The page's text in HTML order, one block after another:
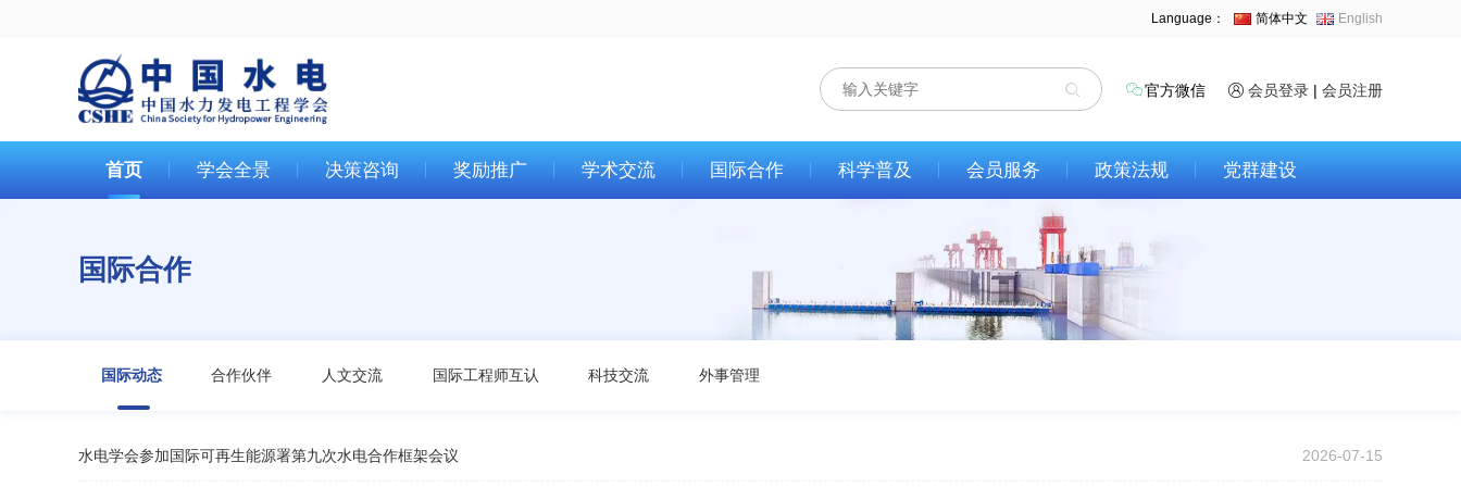
Language： 简体中文 English
官方微信 会员登录 | 会员注册
首页 学会全景 决策咨询 奖励推广 学术交流 国际合作 科学普及 会员服务 政策法规 党群建设
国际合作
国际动态 合作伙伴 人文交流 国际工程师互认 科技交流 外事管理
水电学会参加国际可再生能源署第九次水电合作框架会议 2026-07-15